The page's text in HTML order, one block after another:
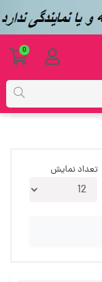
تعداد نمایش
0